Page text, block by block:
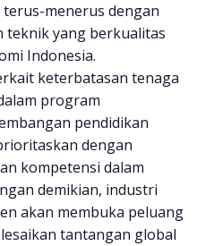
menerus dengan
yang berkualitas
Indonesia.
keterbatasan tenaga
program
pendidikan
dengan
kompetensi dalam
demikian, industri
akan membuka peluang
tantangan global